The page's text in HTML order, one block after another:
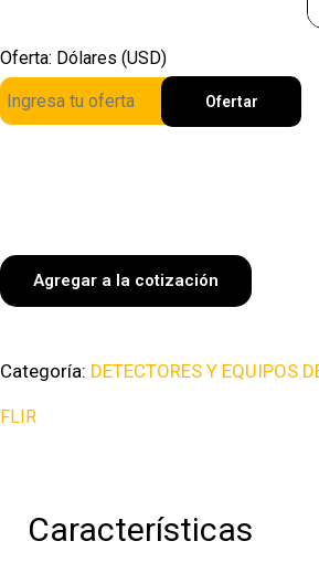
Oferta: Dólares (USD)
Ofertar
Agregar a la cotización
Categoría: DETECTORES Y EQUIPOS
FLIR
Características